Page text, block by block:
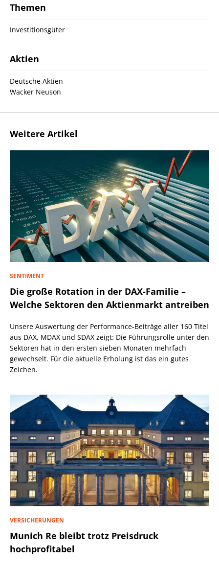
Themen
Investitionsgüter
Aktien
Deutsche Aktien
Wacker Neuson
Weitere Artikel
SENTIMENT
Die große Rotation in der DAX-Familie –
Welche Sektoren den Aktienmarkt antreiben
Unsere Auswertung der Performance-Beiträge aller 160 Titel
aus DAX, MDAX und SDAX zeigt: Die Führungsrolle unter den
Sektoren hat in den ersten sieben Monaten mehrfach
gewechselt. Für die aktuelle Erholung ist das ein gutes
Zeichen.
VERSICHERUNGEN
Munich Re bleibt trotz Preisdruck
hochprofitabel